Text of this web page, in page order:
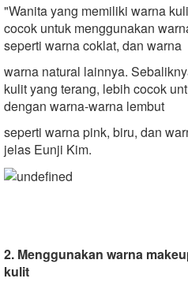
"Wanita yang memiliki warna
cocok untuk menggunakan
seperti warna coklat, dan warna
warna natural lainnya.
kulit yang terang, lebih cocok
dengan warna-warna lembut
seperti warna pink, biru, dan
jelas Eunji Kim.
2. Menggunakan warna
kulit